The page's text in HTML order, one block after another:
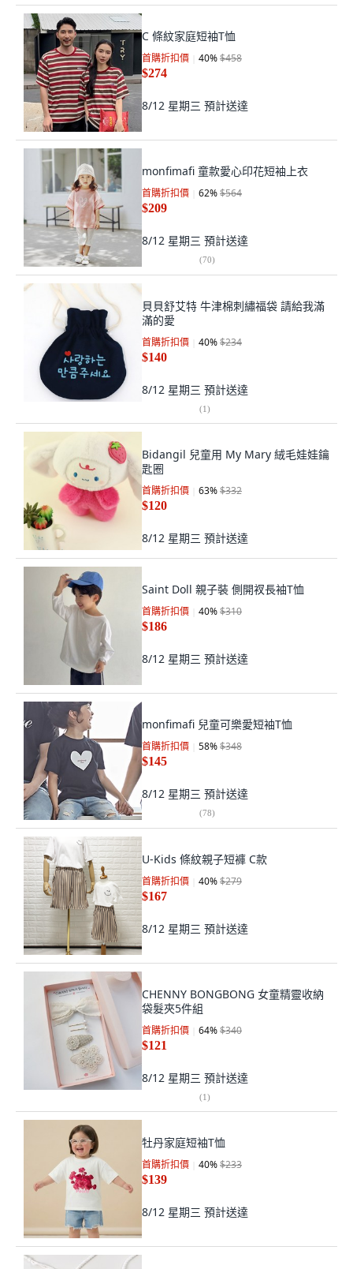
C 條紋家庭短袖T恤
首購折扣價 40%$458
$274
8/12 星期三 預計送達
monfimafi 童款愛心印花短袖上衣
首購折扣價 62%$564
$209
8/12 星期三 預計送達
(70)
貝貝舒艾特 牛津棉刺繡福袋 請給我滿
滿的愛
首購折扣價 40%$234
$140
8/12 星期三 預計送達
(1)
Bidangil 兒童用 My Mary 絨毛娃娃鑰
匙圈
首購折扣價 63%$332
$120
8/12 星期三 預計送達
Saint Doll 親子裝 側開衩長袖T恤
首購折扣價 40%$310
$186
8/12 星期三 預計送達
monfimafi 兒童可樂愛短袖T恤
首購折扣價 58%$348
$145
8/12 星期三 預計送達
(78)
U-Kids 條紋親子短褲 C款
首購折扣價 40%$279
$167
8/12 星期三 預計送達
CHENNY BONGBONG 女童精靈收納
袋髮夾5件組
首購折扣價 64%$340
$121
8/12 星期三 預計送達
(1)
牡丹家庭短袖T恤
首購折扣價 40%$233
$139
8/12 星期三 預計送達